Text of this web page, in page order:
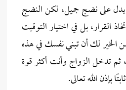
يدل على نضج جميل، لكن النضج
القرار، بل في اختيار التوقيت
الخير لك أن تبني نفسك في هذه
ثم تدخل الزواج وأنت أكثر قوة
بإذن الله تعالى.